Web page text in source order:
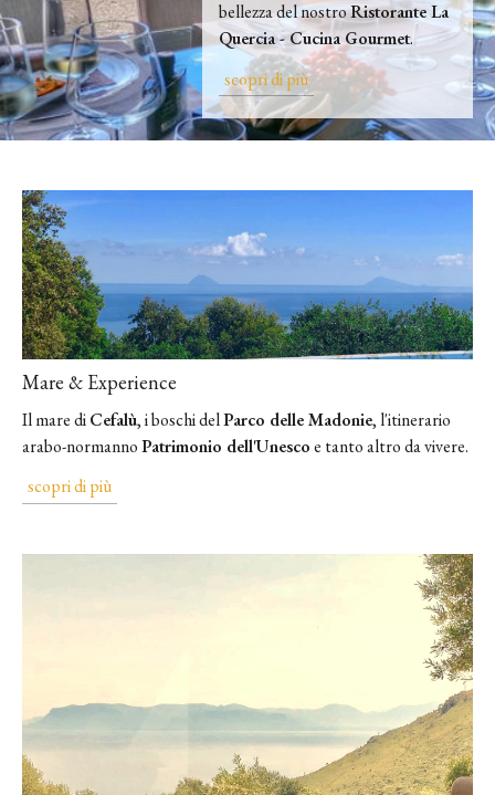
bellezza del nostroRistorante La
Quercia - Cucina Gourmet.
scopri di più
Mare & Experience
Il mare diCefalù, i boschi delParco delle Madonie, l'itinerario
arabo-normannoPatrimonio dell'Unescoe tanto altro da vivere.
scopri di più